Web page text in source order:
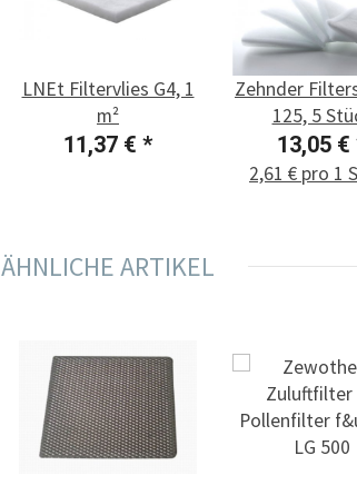
LNEt Filtervlies G4, 1
m²
11,37 € *
Zehnder
125, 5
13,05 €
2,61 € pro 1
ÄHNLICHE ARTIKEL